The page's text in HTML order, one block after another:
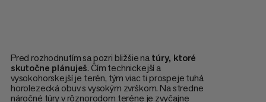
Pred rozhodnutím sa pozri bližšie natúry, ktoré
skutočne plánuješ. Čím technickejší a
vysokohorskejší je terén, tým viac ti prospeje tuhá
horolezecká obuv s vysokým zvrškom. Na stredne
náročné túry v rôznorodom teréne je zvyčajne